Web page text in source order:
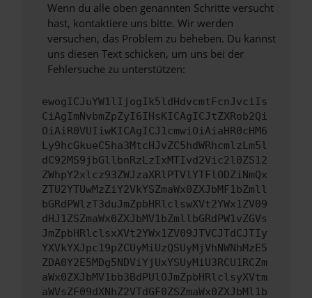
Wenn du alle oben genannten Schritte versucht
hast, kontaktiere uns bitte. Wir werden
versuchen, das Problem zu beheben. Du kannst
uns diesen Text schicken, um uns bei der
Fehlersuche zu unterstützen:
ewogICJuYW1lIjogIk5ldHdvcmtFcnJvciIs
CiAgImNvbmZpZyI6IHsKICAgICJtZXRob2Qi
OiAiR0VUIiwKICAgICJ1cmwiOiAiaHR0cHM6
Ly9hcGkueC5ha3MtcHJvZC5hdWRhcmlzLm5l
dC92MS9jbGllbnRzLzIxMTIvd2Vic2l0ZS12
ZWhpY2xlcz93ZWJzaXRlPTVlYTFlODZiNmQx
ZTU2YTUwMzZiY2VkYSZmaWx0ZXJbMF1bZmll
bGRdPWlzT3duJmZpbHRlclswXVt2YWx1ZV09
dHJ1ZSZmaWx0ZXJbMV1bZmllbGRdPW1vZGVs
JmZpbHRlclsxXVt2YWx1ZV09JTVCJTdCJTIy
YXVkYXJpc19pZCUyMiUzQSUyMjVhNWNhMzE5
ZDA0Y2E5MDg5NDViYjUxYSUyMiU3RCU1RCZm
aWx0ZXJbMV1bb3BdPUlOJmZpbHRlclsyXVtm
aWVsZF09dXNhZ2VTdGF0ZSZmaWx0ZXJbMl1b